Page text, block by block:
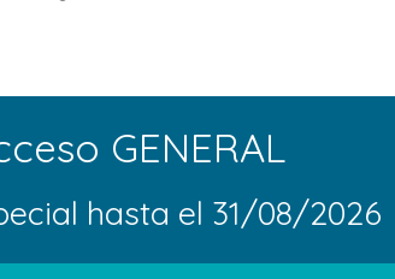
GENERAL
hasta el 31/08/2026